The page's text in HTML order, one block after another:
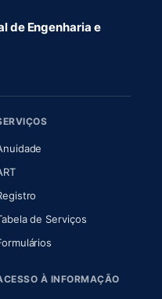
de Engenharia e
aba)
(abre em nova aba)
de Serviços
À INFORMAÇÃO